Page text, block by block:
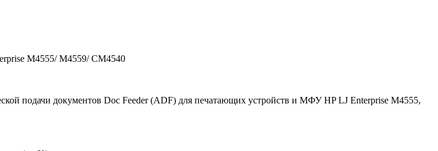
M4555/ M4559/ CM4540
подачи документов Doc Feeder (ADF) для печатающих устройств и МФУ HP LJ Enterprise M4555,